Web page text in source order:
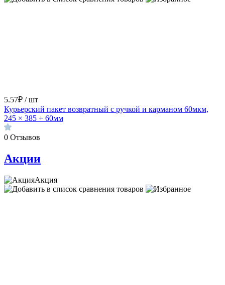
5.57₽ / шт
Курьерский пакет возвратный с ручкой и карманом 60мкм,
245 × 385 + 60мм
0 Отзывов
Акции
Акция